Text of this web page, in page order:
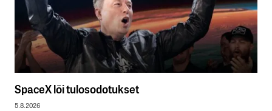
SpaceX löi tulosodotukset
5.8.2026